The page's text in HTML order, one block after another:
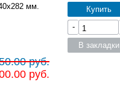
мм.
руб.
руб.
Купить
-
В закладки